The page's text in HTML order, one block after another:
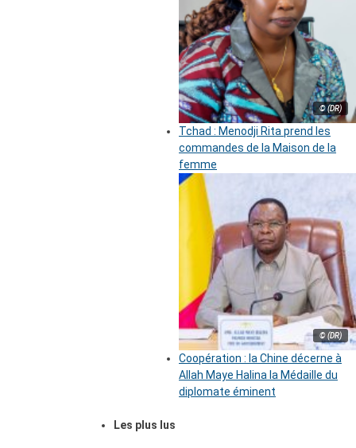
© (DR)
Tchad : Menodji Rita prend les
commandes de la Maison de la
femme
© (DR)
Coopération : la Chine décerne à
Allah Maye Halina la Médaille du
diplomate éminent
Les plus lus